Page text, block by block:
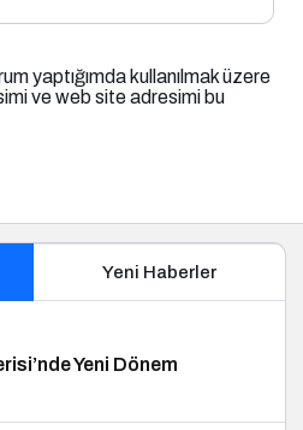
yaptığımda kullanılmak üzere
ve web site adresimi bu
Yeni Haberler
Yeni Dönem